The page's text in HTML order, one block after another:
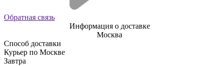
Обратная связь
Информация о доставке
Москва
Способ доставки
Курьер по Москве
Завтра